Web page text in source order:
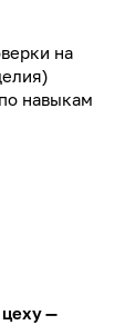
на
навыкам
—